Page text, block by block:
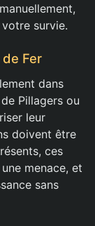
survie.
Fer
dans
Pillagers ou
leur
doivent être
ces
menace, et
sans